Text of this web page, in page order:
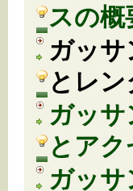
スの概
ガッ
とレ
ガッ
とアク
ガッ